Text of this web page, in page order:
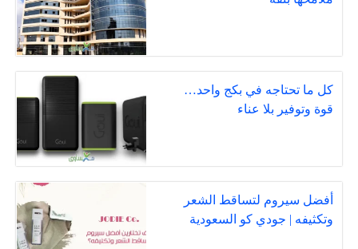
كل ما تحتاجه في بكج واحد…
قوة وتوفير بلا عناء
أفضل سيروم لتساقط الشعر
وتكثيفه | جودي كو السعودية